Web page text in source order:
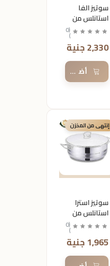
سوتيز الفا
استانلس من
كركوماز
مقاس26
(
0
)
2,330 جنية
أضف إلى السلة
إنتهى من المخزن
سوتيز استرا
استانلس من
كركوماز
مقاس24
(
0
)
1,965 جنية